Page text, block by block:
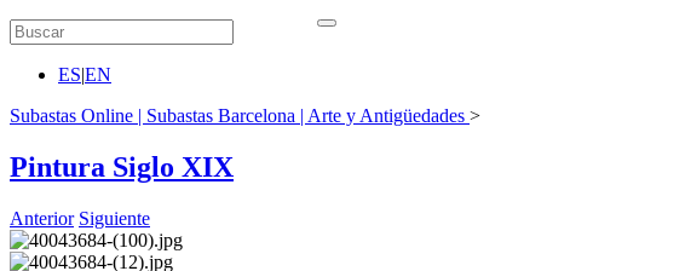
ES|EN
Subastas Online | Subastas Barcelona | Arte y Antigüedades >
Pintura Siglo XIX
Anterior Siguiente